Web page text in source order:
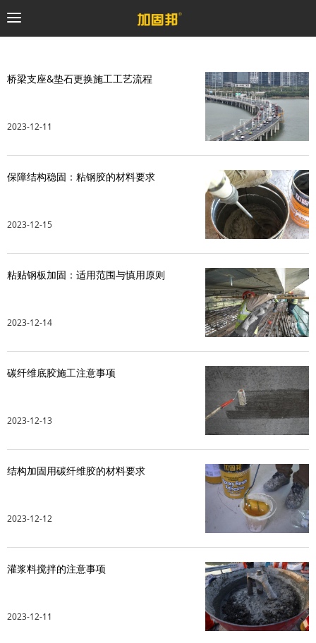
预应力系统
植筋锚固系统
新能源系统
案例中心
桥梁支座&垫石更换施工工艺流程
2023-12-11
保障结构稳固：粘钢胶的材料要求
2023-12-15
粘贴钢板加固：适用范围与慎用原则
2023-12-14
碳纤维底胶施工注意事项
2023-12-13
结构加固用碳纤维胶的材料要求
2023-12-12
灌浆料搅拌的注意事项
2023-12-11